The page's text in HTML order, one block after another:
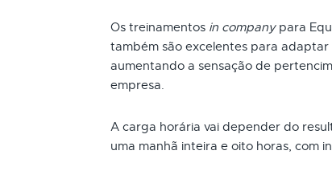
Os treinamentos in companypara
também são excelentes para
aumentando a sensação de
empresa.
A carga horária vai depender do
uma manhã inteira e oito horas, com